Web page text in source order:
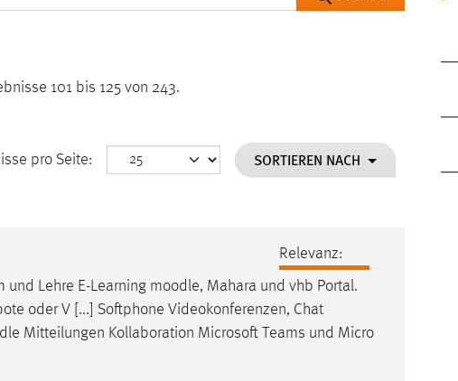
101 bis 125 von 243.
pro Seite: SORTIEREN NACH
Relevanz:
und Lehre E-Learning moodle, Mahara und vhb Portal.
oder V [...] Softphone Videokonferenzen, Chat
Mitteilungen Kollaboration Microsoft Teams und Micro